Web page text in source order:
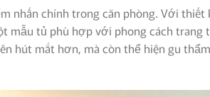
nhấn chính trong căn phòng. Với thiết
mẫu tủ phù hợp với phong cách trang
hút mắt hơn, mà còn thể hiện gu thẩm